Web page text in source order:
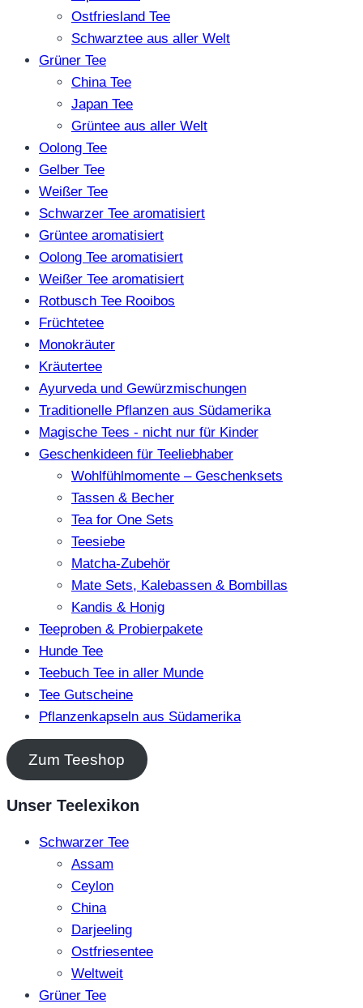
Ostfriesland Tee
Schwarztee aus aller Welt
Grüner Tee
China Tee
Japan Tee
Grüntee aus aller Welt
Oolong Tee
Gelber Tee
Weißer Tee
Schwarzer Tee aromatisiert
Grüntee aromatisiert
Oolong Tee aromatisiert
Weißer Tee aromatisiert
Rotbusch Tee Rooibos
Früchtetee
Monokräuter
Kräutertee
Ayurveda und Gewürzmischungen
Traditionelle Pflanzen aus Südamerika
Magische Tees - nicht nur für Kinder
Geschenkideen für Teeliebhaber
Wohlfühlmomente – Geschenksets
Tassen & Becher
Tea for One Sets
Teesiebe
Matcha-Zubehör
Mate Sets, Kalebassen & Bombillas
Kandis & Honig
Teeproben & Probierpakete
Hunde Tee
Teebuch Tee in aller Munde
Tee Gutscheine
Pflanzenkapseln aus Südamerika
Zum Teeshop
Unser Teelexikon
Schwarzer Tee
Assam
Ceylon
China
Darjeeling
Ostfriesentee
Weltweit
Grüner Tee